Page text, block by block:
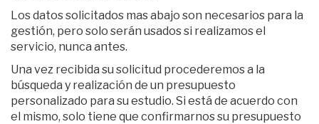
Los datos solicitados mas abajo son necesarios para la
gestión, pero solo serán usados si realizamos el
servicio, nunca antes.
Una vez recibida su solicitud procederemos a la
búsqueda y realización de un presupuesto
personalizado para su estudio. Si está de acuerdo con
el mismo, solo tiene que confirmarnos su presupuesto